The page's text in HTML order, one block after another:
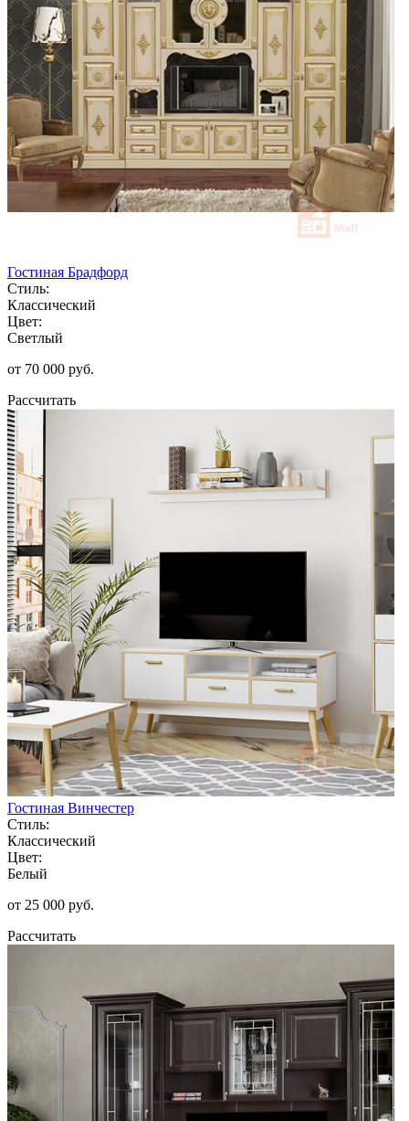
Гостиная Брадфорд
Стиль:
Классический
Цвет:
Светлый
от 70 000 руб.
Рассчитать
Гостиная Винчестер
Стиль:
Классический
Цвет:
Белый
от 25 000 руб.
Рассчитать